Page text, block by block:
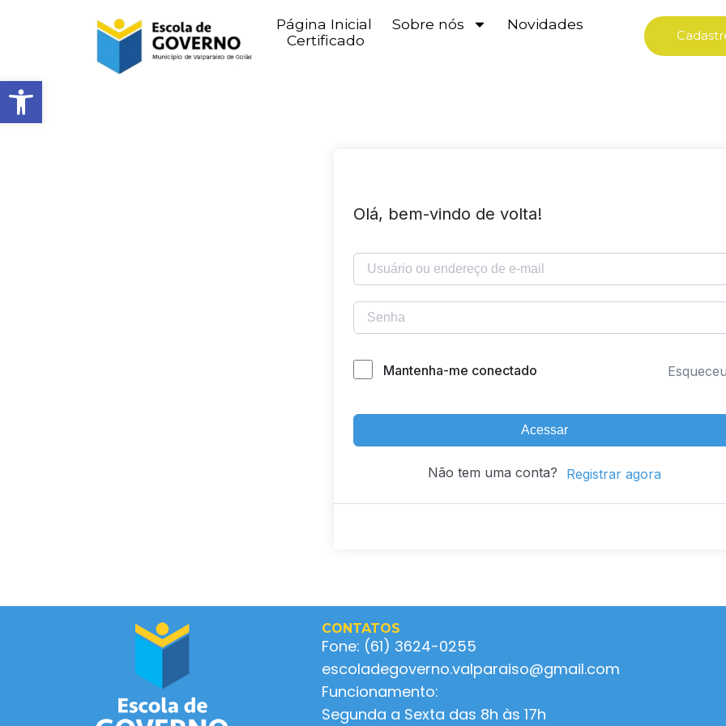
Abrir barra de ferramentas
Página Inicial Sobre nós
Novidades
Certificado
Olá, bem-vindo de volta!
Mantenha-me conectado
Acessar
Não tem uma conta? Registrar agora
CONTATOS
Fone: (61) 3624-0255
escoladegoverno.valparaiso@gmail.com
Funcionamento:
Segunda a Sexta das 8h às 17h